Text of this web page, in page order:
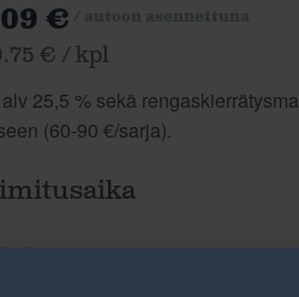
€
€ / kpl
25,5 % sekä
(60-90 €/sarja).